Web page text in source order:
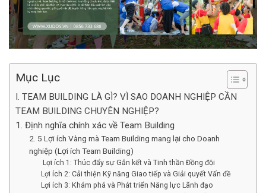
Mục Lục
I. TEAM BUILDING LÀ GÌ? VÌ SAO DOANH NGHIỆP CẦN
TEAM BUILDING CHUYÊN NGHIỆP?
1. Định nghĩa chính xác về Team Building
2. 5 Lợi ích Vàng mà Team Building mang lại cho Doanh
nghiệp (Lợi ích Team Building)
Lợi ích 1: Thúc đẩy sự Gắn kết và Tinh thần Đồng đội
Lợi ích 2: Cải thiện Kỹ năng Giao tiếp và Giải quyết Vấn đề
Lợi ích 3: Khám phá và Phát triển Năng lực Lãnh đạo